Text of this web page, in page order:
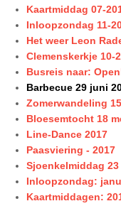
Kaartmiddag 07-
Inloopzondag 11-
Het weer Leon
Clemenskerkje 10-
Busreis naar:
Barbecue 29 juni
Zomerwandeling
Bloesemtocht 18
Line-Dance 2017
Paasviering - 2017
Sjoenkelmiddag
Inloopzondag:
Kaartmiddagen: